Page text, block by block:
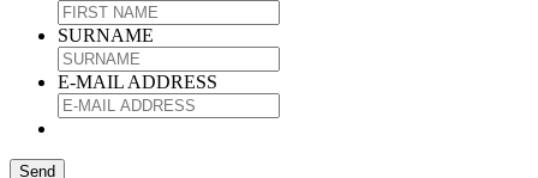
SURNAME
E-MAIL ADDRESS